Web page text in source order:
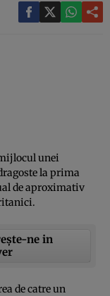
unei
la prima
de aproximativ
ne in
de catre un